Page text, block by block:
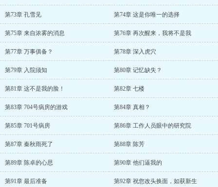
第73章 孔雪见 第74章 这是你唯一的选择
第75章 来自浓雾的消息 第76章 再次醒来，我将不是我
第77章 万事俱备？ 第78章 深入虎穴
第79章 入院须知 第80章 记忆缺失？
第81章 这不是我的脸！ 第82章 七楼
第83章 704号病房的游戏 第84章 真相？
第85章 701号病房 第86章 工作人员眼中的研究院
第87章 秦秋雨死了 第88章 陈芳
第89章 陈卓的心思 第90章 他们逼我的
第91章 最后准备 第92章 祝您改头换面，如获新生